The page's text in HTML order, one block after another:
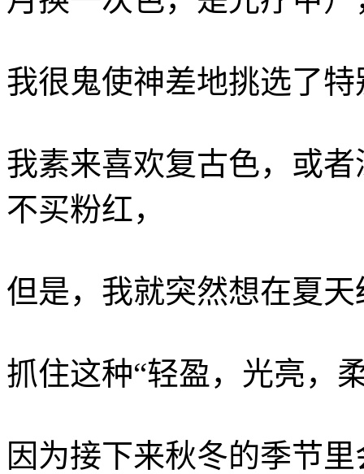
我很鬼使神差地挑选了
我素来喜欢复古色，或
不买粉红，
但是，我就突然想在夏
抓住这种“轻盈，光亮，
因为接下来秋冬的季节